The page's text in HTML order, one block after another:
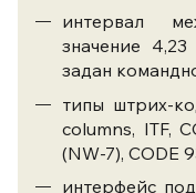
интервал
значение
задан
типы штрих-
columns, ITF,
(NW-7), CODE
интерфейс